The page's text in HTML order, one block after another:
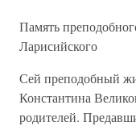
Память
Ларисийского
Сей преподобный
Константина
родителей.